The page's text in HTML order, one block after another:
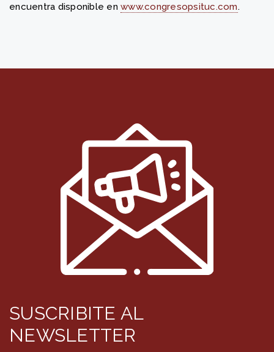
encuentra disponible en www.congresopsituc.com.
SUSCRIBITE AL
NEWSLETTER